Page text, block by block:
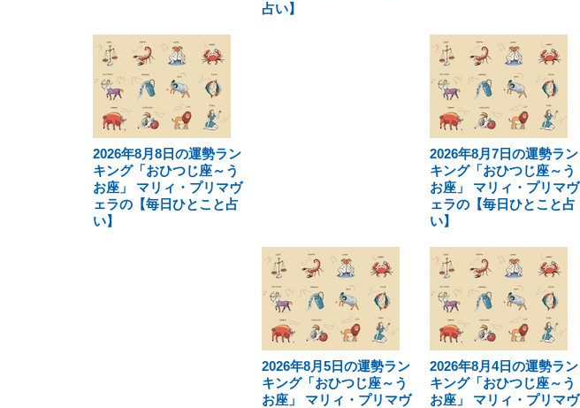
占い】
2026年8月8日の運勢ラン
キング「おひつじ座～う
お座」 マリィ・プリマヴ
ェラの【毎日ひとこと占
い】
2026年8月7日の運勢ラン
キング「おひつじ座～う
お座」 マリィ・プリマヴ
ェラの【毎日ひとこと占
い】
2026年8月5日の運勢ラン
キング「おひつじ座～う
お座」 マリィ・プリマヴ
2026年8月4日の運勢ラン
キング「おひつじ座～う
お座」 マリィ・プリマヴ